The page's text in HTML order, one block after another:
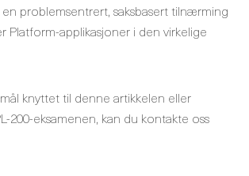
problemsentrert, saksbasert tilnærming
Platform-applikasjoner i den virkelige
knyttet til denne artikkelen eller
200-eksamenen, kan du kontakte oss